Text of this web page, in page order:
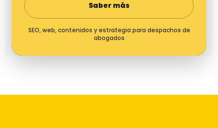
Saber más
SEO, web, contenidos y estrategia para despachos de
abogados